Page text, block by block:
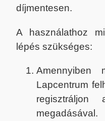
díjmentesen.
A használathoz
lépés szükséges:
Amennyiben
Lapcentrum
regisztráljon
megadásával.